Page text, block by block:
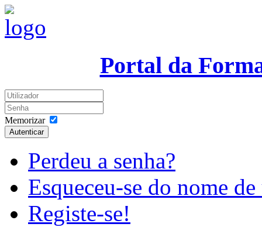
Portal da
Memorizar
Autenticar
Perdeu a senha?
Esqueceu-se do nome
Registe-se!